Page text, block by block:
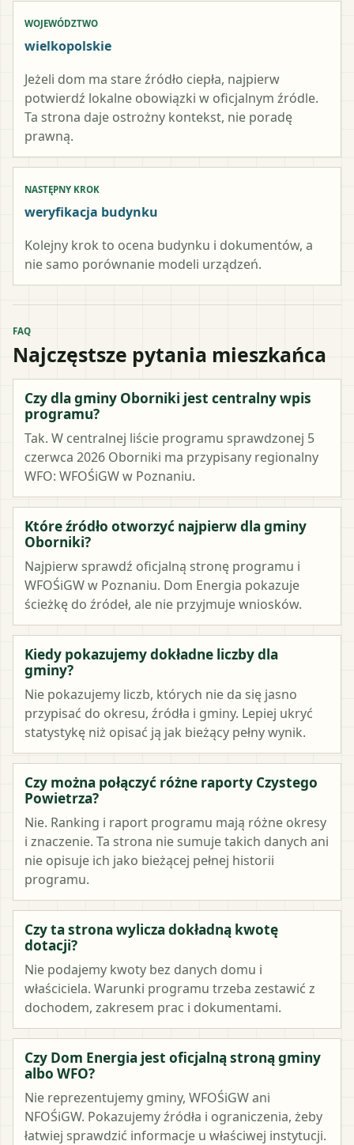
WOJEWÓDZTWO
wielkopolskie
Jeżeli dom ma stare źródło ciepła, najpierw
potwierdź lokalne obowiązki w oficjalnym źródle.
Ta strona daje ostrożny kontekst, nie poradę
prawną.
NASTĘPNY KROK
weryfikacja budynku
Kolejny krok to ocena budynku i dokumentów, a
nie samo porównanie modeli urządzeń.
FAQ
Najczęstsze pytania mieszkańca
Czy dla gminy Oborniki jest centralny wpis
programu?
Tak. W centralnej liście programu sprawdzonej 5
czerwca 2026 Oborniki ma przypisany regionalny
WFO: WFOŚiGW w Poznaniu.
Które źródło otworzyć najpierw dla gminy
Oborniki?
Najpierw sprawdź oficjalną stronę programu i
WFOŚiGW w Poznaniu. Dom Energia pokazuje
ścieżkę do źródeł, ale nie przyjmuje wniosków.
Kiedy pokazujemy dokładne liczby dla
gminy?
Nie pokazujemy liczb, których nie da się jasno
przypisać do okresu, źródła i gminy. Lepiej ukryć
statystykę niż opisać ją jak bieżący pełny wynik.
Czy można połączyć różne raporty Czystego
Powietrza?
Nie. Ranking i raport programu mają różne okresy
i znaczenie. Ta strona nie sumuje takich danych ani
nie opisuje ich jako bieżącej pełnej historii
programu.
Czy ta strona wylicza dokładną kwotę
dotacji?
Nie podajemy kwoty bez danych domu i
właściciela. Warunki programu trzeba zestawić z
dochodem, zakresem prac i dokumentami.
Czy Dom Energia jest oficjalną stroną gminy
albo WFO?
Nie reprezentujemy gminy, WFOŚiGW ani
NFOŚiGW. Pokazujemy źródła i ograniczenia, żeby
łatwiej sprawdzić informacje u właściwej instytucji.